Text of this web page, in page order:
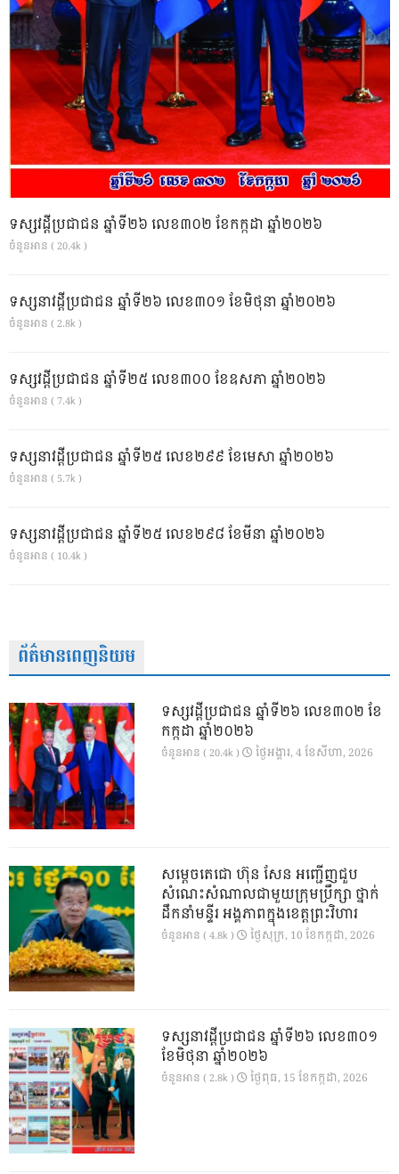
ទស្សវដ្តីប្រជាជន ឆ្នាំទី២៦ លេខ៣០២ ខែកក្កដា ឆ្នាំ២០២៦
ចំនួនអាន ( 20.4k )
ទស្សនាវដ្ដីប្រជាជន ឆ្នាំទី២៦ លេខ៣០១ ខែមិថុនា ឆ្នាំ២០២៦
ចំនួនអាន ( 2.8k )
ទស្សវដ្តីប្រជាជន ឆ្នាំទី២៥ លេខ៣០០ ខែឧសភា ឆ្នាំ២០២៦
ចំនួនអាន ( 7.4k )
ទស្សនាវដ្ដីប្រជាជន ឆ្នាំទី២៥ លេខ២៩៩ ខែមេសា ឆ្នាំ២០២៦
ចំនួនអាន ( 5.7k )
ទស្សនាវដ្ដីប្រជាជន ឆ្នាំទី២៥ លេខ២៩៨ ខែមីនា ឆ្នាំ២០២៦
ចំនួនអាន ( 10.4k )
ព័ត៌មានពេញនិយម
ទស្សវដ្តីប្រជាជន ឆ្នាំទី២៦ លេខ៣០២ ខែ
កក្កដា ឆ្នាំ២០២៦
ចំនួនអាន ( 20.4k ) ថ្ងៃ​អង្គារ, 4 ខែ​សីហា, 2026
សម្តេចតេជោ ហ៊ុន សែន អញ្ជើញជួប
សំណេះសំណាលជាមួយក្រុមប្រឹក្សា ថ្នាក់
ដឹកនាំមន្ទីរ អង្គភាពក្នុងខេត្តព្រះវិហារ
ចំនួនអាន ( 4.8k ) ថ្ងៃ​សុក្រ, 10 ខែ​កក្កដា, 2026
ទស្សនាវដ្ដីប្រជាជន ឆ្នាំទី២៦ លេខ៣០១
ខែមិថុនា ឆ្នាំ២០២៦
ចំនួនអាន ( 2.8k ) ថ្ងៃ​ពុធ, 15 ខែ​កក្កដា, 2026